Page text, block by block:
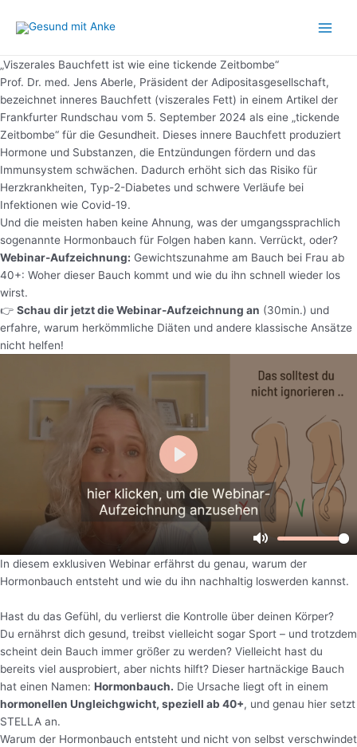
Inhalt
„Viszerales Bauchfett ist wie eine tickende Zeitbombe“
Prof. Dr. med. Jens Aberle, Präsident der Adipositasgesellschaft,
bezeichnet inneres Bauchfett (viszerales Fett) in einem Artikel der
Frankfurter Rundschau vom 5. September 2024 als eine „tickende
Zeitbombe“ für die Gesundheit. Dieses innere Bauchfett produziert
Hormone und Substanzen, die Entzündungen fördern und das
Immunsystem schwächen. Dadurch erhöht sich das Risiko für
Herzkrankheiten, Typ-2-Diabetes und schwere Verläufe bei
Infektionen wie Covid-19.
Und die meisten haben keine Ahnung, was der umgangssprachlich
sogenannte Hormonbauch für Folgen haben kann. Verrückt, oder?
Webinar-Aufzeichnung: Gewichtszunahme am Bauch bei Frau ab
40+: Woher dieser Bauch kommt und wie du ihn schnell wieder los
wirst.
👉 Schau dir jetzt die Webinar-Aufzeichnung an (30min.) und
erfahre, warum herkömmliche Diäten und andere klassische Ansätze
nicht helfen!
In diesem exklusiven Webinar erfährst du genau, warum der
Hormonbauch entsteht und wie du ihn nachhaltig loswerden kannst.
Hast du das Gefühl, du verlierst die Kontrolle über deinen Körper?
Du ernährst dich gesund, treibst vielleicht sogar Sport – und trotzdem
scheint dein Bauch immer größer zu werden? Vielleicht hast du
bereits viel ausprobiert, aber nichts hilft? Dieser hartnäckige Bauch
hat einen Namen: Hormonbauch. Die Ursache liegt oft in einem
hormonellen Ungleichgwicht, speziell ab 40+, und genau hier setzt
STELLA an.
Warum der Hormonbauch entsteht und nicht von selbst verschwindet